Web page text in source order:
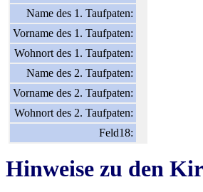
Name des 1. Taufpaten:
Vorname des 1. Taufpaten:
Wohnort des 1. Taufpaten:
Name des 2. Taufpaten:
Vorname des 2. Taufpaten:
Wohnort des 2. Taufpaten:
Feld18:
Hinweise zu den